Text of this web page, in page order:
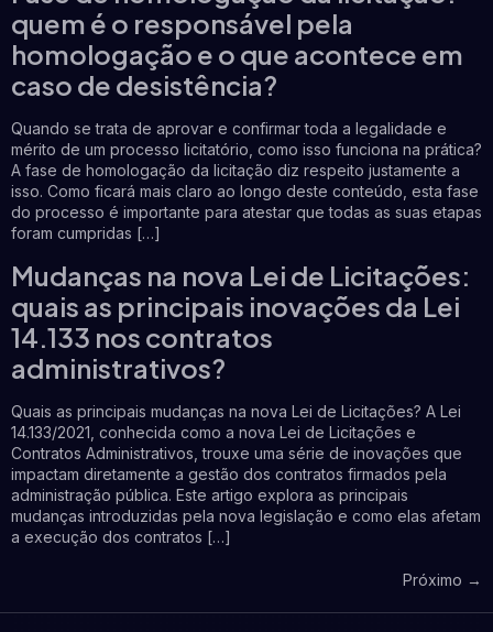
quem é o responsável pela
homologação e o que acontece em
caso de desistência?
Quando se trata de aprovar e confirmar toda a legalidade e
mérito de um processo licitatório, como isso funciona na prática?
A fase de homologação da licitação diz respeito justamente a
isso. Como ficará mais claro ao longo deste conteúdo, esta fase
do processo é importante para atestar que todas as suas etapas
foram cumpridas […]
Mudanças na nova Lei de Licitações:
quais as principais inovações da Lei
14.133 nos contratos
administrativos?
Quais as principais mudanças na nova Lei de Licitações? A Lei
14.133/2021, conhecida como a nova Lei de Licitações e
Contratos Administrativos, trouxe uma série de inovações que
impactam diretamente a gestão dos contratos firmados pela
administração pública. Este artigo explora as principais
mudanças introduzidas pela nova legislação e como elas afetam
a execução dos contratos […]
Próximo →